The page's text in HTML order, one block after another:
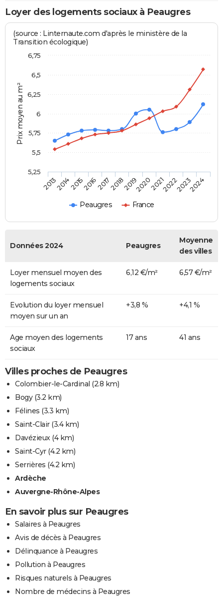
Loyer des logements sociaux à Peaugres
Prix moyen au m²
(source : Linternaute.com d'après le ministère de la
Transition écologique)
Peaugres France
201320142015201620172018201920202021202220232024
5,25
5,5
5,75
6
6,25
6,5
6,75
Données 2024 Peaugres
Moyenne
des villes
Loyer mensuel moyen des
logements sociaux
6,12 €/m² 6,57 €/m²
Evolution du loyer mensuel
moyen sur un an
+3,8 % +4,1 %
Age moyen des logements
sociaux
17 ans 41 ans
Villes proches de Peaugres
Colombier-le-Cardinal (2.8 km)
Bogy(3.2 km)
Félines (3.3 km)
Saint-Clair(3.4 km)
Davézieux(4 km)
Saint-Cyr(4.2 km)
Serrières (4.2 km)
Ardèche
Auvergne-Rhône-Alpes
En savoir plus sur Peaugres
Salaires à Peaugres
Avis de décès à Peaugres
Délinquance à Peaugres
Pollution à Peaugres
Risques naturels à Peaugres
Nombre de médecins à Peaugres